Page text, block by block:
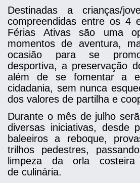
Destinadas a crianças/
compreendidas entre os 4
Férias Ativas são uma
momentos de aventura,
ocasião para se
desportiva, a preservação
além de se fomentar a
cidadania, sem nunca
dos valores de partilha e
Durante o mês de julho
diversas iniciativas, desde
baleeiros a reboque,
trilhos pedestres,
limpeza da orla
de culinária.